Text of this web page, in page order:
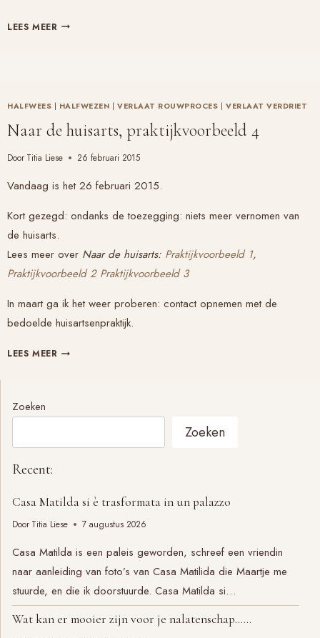
LEES MEER STERK
HALFWEES | HALFWEZEN |VERLAAT ROUWPROCES |VERLAAT VERDRIET
Naar de huisarts, praktijkvoorbeeld 4
Door Titia Liese 26 februari 2015
Vandaag is het 26 februari 2015.
Kort gezegd: ondanks de toezegging: niets meer vernomen van
de huisarts.
Lees meer over Naar de huisarts: Praktijkvoorbeeld 1,
Praktijkvoorbeeld 2 Praktijkvoorbeeld 3
In maart ga ik het weer proberen: contact opnemen met de
bedoelde huisartsenpraktijk.
LEES MEER NAAR
4
Zoeken
Zoeken
Recent:
Casa Matilda si è trasformata in un palazzo
Door Titia Liese 7 augustus 2026
Casa Matilda is een paleis geworden, schreef een vriendin
naar aanleiding van foto’s van Casa Matilida die Maartje me
stuurde, en die ik doorstuurde. Casa Matilda si…
Wat kan er mooier zijn voor je nalatenschap……